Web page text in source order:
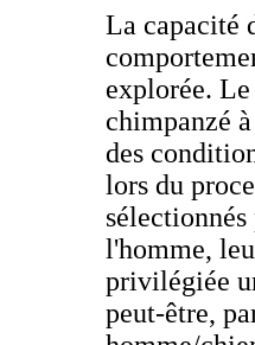
La capacité
explorée.
chimpanzé
des
lors du
l'homme,
privilégiée
peut-être,